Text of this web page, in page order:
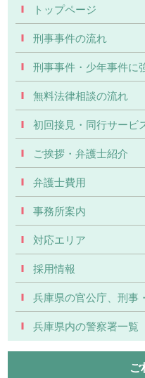
トップページ
刑事事件の流れ
刑事事件・少年事件に
無料法律相談の流れ
初回接見・同行サービ
ご挨拶・弁護士紹介
弁護士費用
事務所案内
対応エリア
採用情報
兵庫県の官公庁、刑事
兵庫県内の警察署一覧
ご